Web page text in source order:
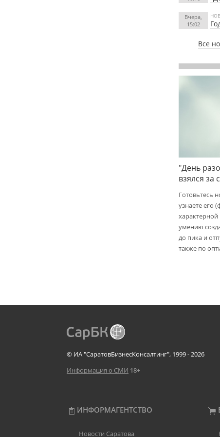
Вчера,
15:02
Все
"День
взялся за
Готовьтесь
узнаете его
характерной
умению
до пика и
также по
© ИА "СаратовБизнесКонсалтинг", 1999 - 2026
Информация о СМИ 18+
ИНФОРМАГЕНТСТВО
Новости Саратова